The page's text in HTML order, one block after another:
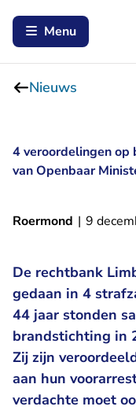
Menu
Nieuws
4 veroordelingen op
van Openbaar
Roermond | 9
De rechtbank
gedaan in 4
44 jaar stonden
brandstichting in
Zij zijn
aan hun
verdachte moet